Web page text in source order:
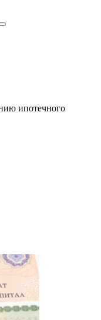
ипотечного